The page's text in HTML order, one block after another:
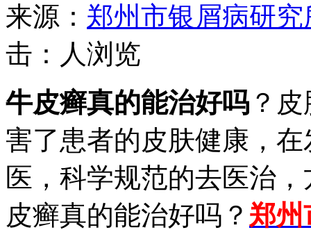
来源： 郑州市银屑病研究
击： 人浏览
牛皮癣真的能治好吗 ？
害了患者的皮肤健康，
医，科学规范的去医治
皮癣真的能治好吗？ 郑州